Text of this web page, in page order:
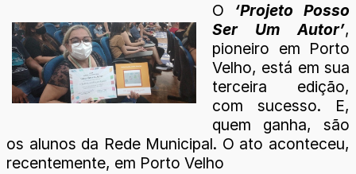
O ‘Projeto Posso
Ser Um Autor’,
pioneiro em Porto
Velho, está em sua
terceira edição,
com sucesso. E,
quem ganha, são
os alunos da Rede Municipal. O ato aconteceu,
recentemente, em Porto Velho